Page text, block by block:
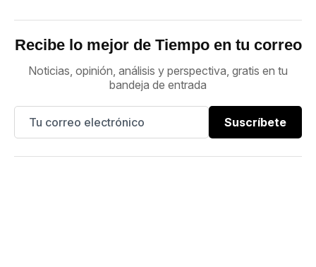
Recibe lo mejor de Tiempo en tu correo
Noticias, opinión, análisis y perspectiva, gratis en tu
bandeja de entrada
Suscríbete